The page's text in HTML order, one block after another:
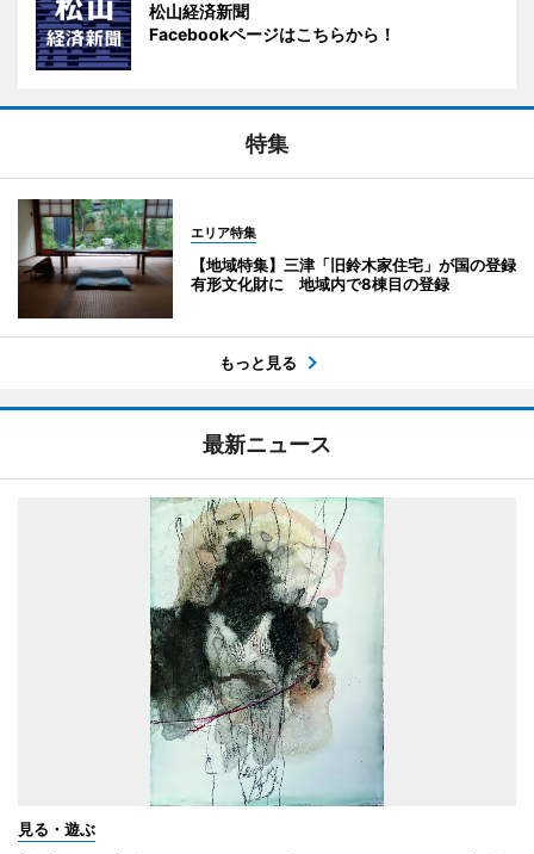
松山経済新聞
Facebookページはこちらから！
特集
エリア特集
【地域特集】三津「旧鈴木家住宅」が国の登録
有形文化財に 地域内で8棟目の登録
もっと見る
最新ニュース
見る・遊ぶ